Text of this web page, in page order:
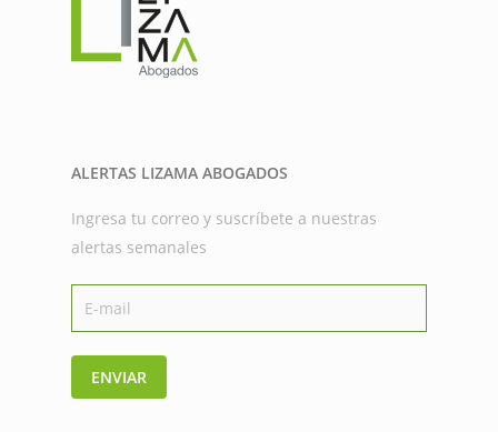
ALERTAS LIZAMA ABOGADOS
Ingresa tu correo y suscríbete a nuestras
alertas semanales
ENVIAR